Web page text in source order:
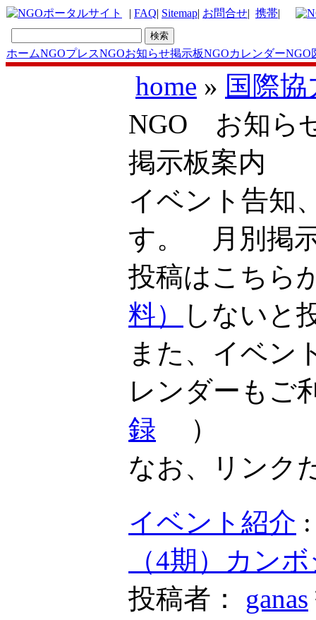
| FAQ| Sitemap| お問合せ| 携帯|
ホームNGOプレスNGOお知らせ掲示板NGOカレンダーNGO
home » 国際
NGO お知ら
掲示板案内
イベント告知
す。 月別掲
投稿はこち
料）
しないと
また、イベン
レンダーもご
録 ）
なお、リンク
イベント紹介
（4期）カン
投稿者： ganas